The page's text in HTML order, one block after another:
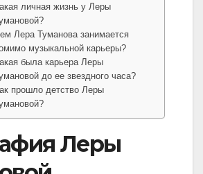
личная жизнь у Леры
Лера Туманова занимается
музыкальной карьеры?
была карьера Леры
до ее звездного часа?
прошло детство Леры
Леры